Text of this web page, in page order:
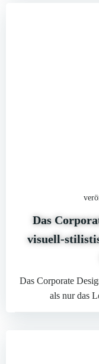
Das
visuell-
Das Corporate
als nur das